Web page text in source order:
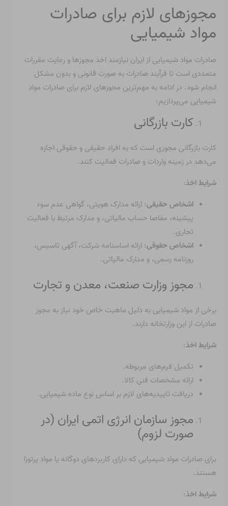
مجوزهای لازم برای صادرات
مواد شیمیایی
صادرات مواد شیمیایی از ایران نیازمند اخذ مجوزها و رعایت مقررات
متعددی است تا فرآیند صادرات به صورت قانونی و بدون مشکل
انجام شود. در ادامه به مهم‌ترین مجوزهای لازم برای صادرات مواد
شیمیایی می‌پردازیم:
کارت بازرگانی
کارت بازرگانی مجوزی است که به افراد حقیقی و حقوقی اجازه
می‌دهد در زمینه واردات و صادرات فعالیت کنند.
شرایط اخذ:
اشخاص حقیقی: ارائه مدارک هویتی، گواهی عدم سوء
پیشینه، مفاصا حساب مالیاتی، و مدارک مرتبط با فعالیت
تجاری.
اشخاص حقوقی: ارائه اساسنامه شرکت، آگهی تاسیس،
روزنامه رسمی، و مدارک مالیاتی.
مجوز وزارت صنعت، معدن و تجارت
برخی از مواد شیمیایی به دلیل ماهیت خاص خود نیاز به مجوز
صادرات از این وزارتخانه دارند.
شرایط اخذ:
تکمیل فرم‌های مربوطه.
ارائه مشخصات فنی کالا.
دریافت تاییدیه‌های لازم بر اساس نوع ماده شیمیایی.
مجوز سازمان انرژی اتمی ایران (در
صورت لزوم)
برای صادرات مواد شیمیایی که دارای کاربردهای دوگانه یا مواد پرتوزا
هستند.
شرایط اخذ: